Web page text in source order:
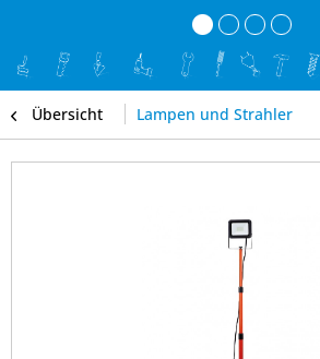
Übersicht Lampen und Strahler